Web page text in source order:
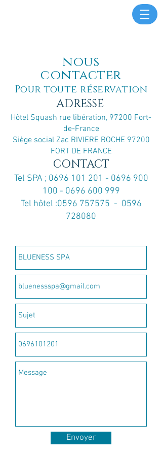
nous
contacter
Pour toute réservation
ADRESSE
Hôtel Squash rue libération, 97200 Fort-
de-France
Siège social Zac RIVIERE ROCHE 97200
FORT DE FRANCE
CONTACT
Tel SPA ; 0696 101 201 - 0696 900
100 - 0696 600 999
Tel hôtel :0596 757575 - 0596
728080
Envoyer